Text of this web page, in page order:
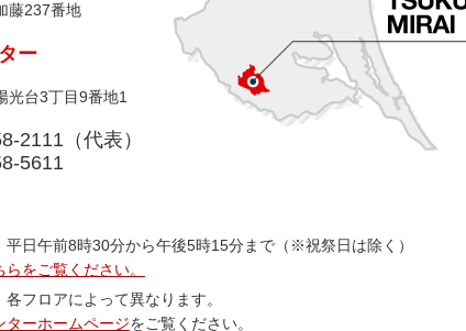
藤237番地
ー
光台3丁目9番地1
2111（代表）
5611
日午前8時30分から午後5時15分まで（※祝祭日は除く）
をご覧ください。
フロアによって異なります。
ターホームページをご覧ください。